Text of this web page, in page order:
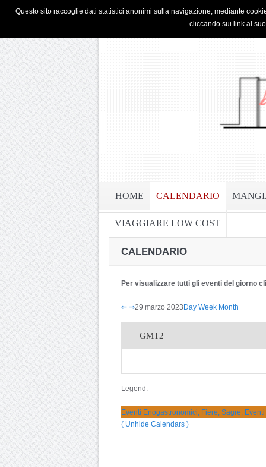
HOME PRIVACY & COOKIE POLICY
HOME CALENDARIO
VIAGGIARE LOW COST
CALENDARIO
Per visualizzare tutti gli eventi del giorno
⇐ ⇒29 marzo 2023 Day Week Month
GMT2
Legend:
Eventi Enogastronomici, Fiere, Sagre,
( Unhide Calendars )
Questo sito raccoglie dati statistici anonimi sulla navigazione, mediante
cliccando sui link al